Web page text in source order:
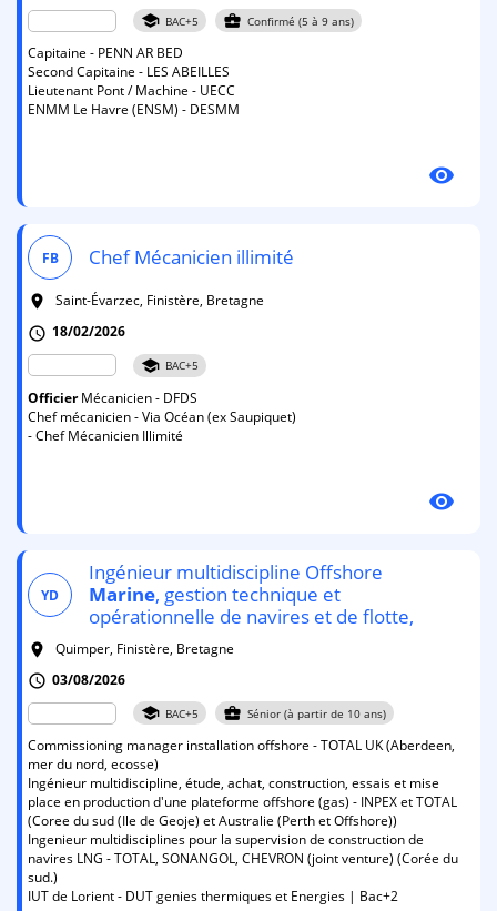
school BAC+5 business_center Confirmé (5 à 9 ans)
Capitaine - PENN AR BED
Second Capitaine - LES ABEILLES
Lieutenant Pont / Machine - UECC
ENMM Le Havre (ENSM) - DESMM
visibility
FB Chef Mécanicien illimité
room
Saint-Évarzec, Finistère, Bretagne
schedule 18/02/2026
school BAC+5
OfficierMécanicien - DFDS
Chef mécanicien - Via Océan (ex Saupiquet)
- Chef Mécanicien Illimité
visibility
YD
Ingénieur multidiscipline Offshore
Marine, gestion technique et
opérationnelle de navires et de flotte,
room
Quimper, Finistère, Bretagne
schedule 03/08/2026
school BAC+5 business_center Sénior (à partir de 10 ans)
Commissioning manager installation offshore - TOTAL UK (Aberdeen,
mer du nord, ecosse)
Ingénieur multidiscipline, étude, achat, construction, essais et mise
place en production d'une plateforme offshore (gas) - INPEX et TOTAL
(Coree du sud (Ile de Geoje) et Australie (Perth et Offshore))
Ingenieur multidisciplines pour la supervision de construction de
navires LNG - TOTAL, SONANGOL, CHEVRON (joint venture) (Corée du
sud.)
IUT de Lorient - DUT genies thermiques et Energies | Bac+2